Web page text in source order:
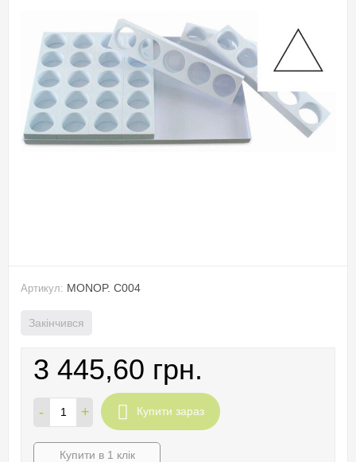
Артикул: MONOP. C004
Закінчився
3 445,60 грн.
- + Купити зараз
Купити в 1 клік